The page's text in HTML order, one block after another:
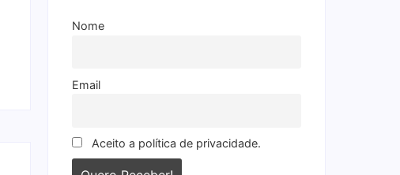
Nome
Email
Aceito a política de privacidade.